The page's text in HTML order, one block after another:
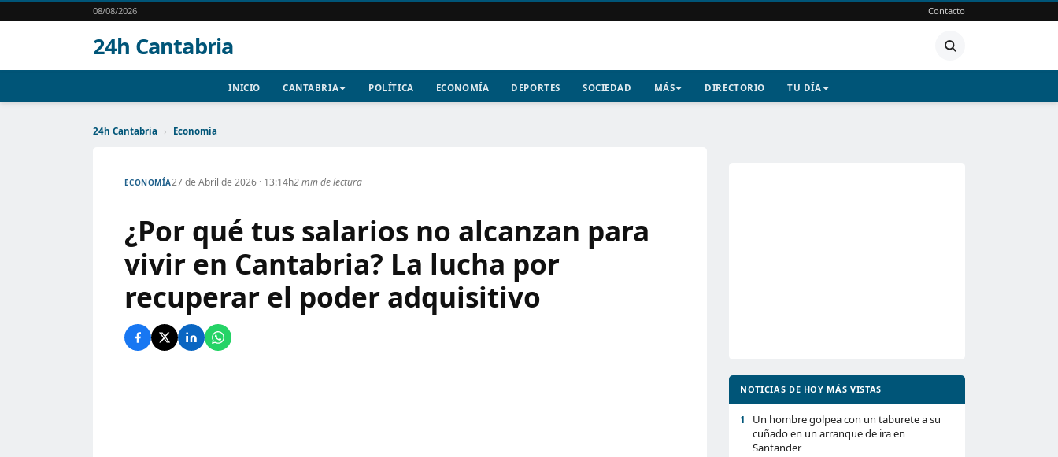
08/08/2026 Contacto
24h Cantabria
INICIO CANTABRIA POLÍTICA ECONOMÍA DEPORTES SOCIEDAD MÁS DIRECTORIO TU DÍA
24h Cantabria › Economía
ECONOMÍA27 de Abril de 2026 · 13:14h2 min de lectura
¿Por qué tus salarios no alcanzan para
vivir en Cantabria? La lucha por
recuperar el poder adquisitivo
NOTICIAS DE HOY MÁS VISTAS
1
Un hombre golpea con un taburete a su
cuñado en un arranque de ira en
Santander